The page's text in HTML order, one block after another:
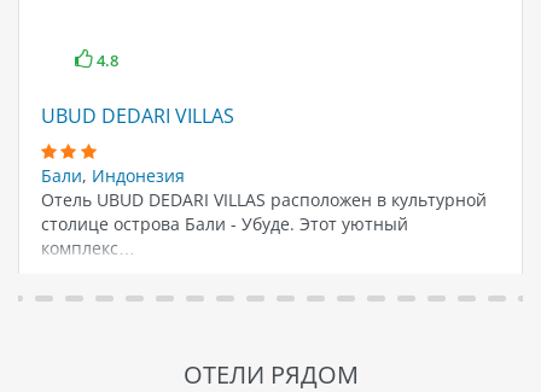
4.8
UBUD DEDARI VILLAS
Бали, Индонезия
Отель UBUD DEDARI VILLAS расположен в культурной
столице острова Бали - Убуде. Этот уютный
комплекс…
ОТЕЛИ РЯДОМ